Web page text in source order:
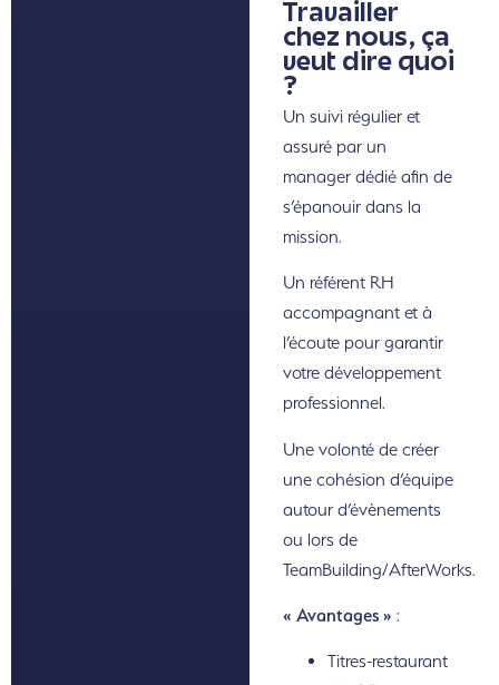
Travailler
chez nous, ça
veut dire quoi
?
Un suivi régulier et
assuré par un
manager dédié afin de
s’épanouir dans la
mission.
Un référent RH
accompagnant et à
l’écoute pour garantir
votre développement
professionnel.
Une volonté de créer
une cohésion d’équipe
autour d’évènements
ou lors de
TeamBuilding/AfterWorks.
« Avantages » :
Titres-restaurant